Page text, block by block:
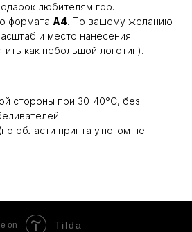
любителям гор.
формата A4. По вашему желанию
и место нанесения
как небольшой логотип).
стороны при 30-40°C, без
области принта утюгом не
on Tilda